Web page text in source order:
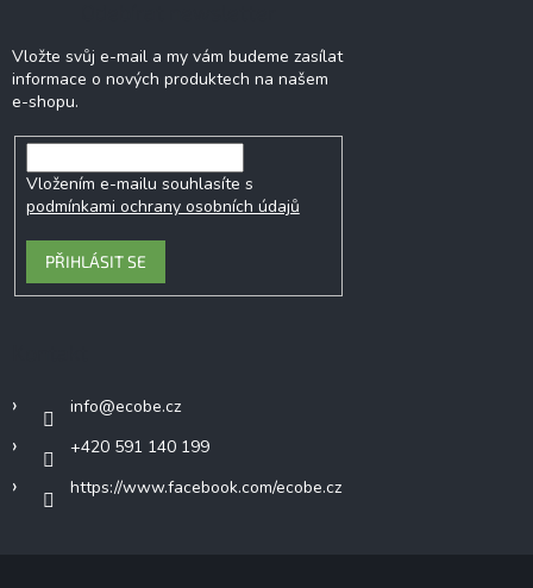
Vložte svůj e-mail a my vám budeme zasílat
informace o nových produktech na našem
e-shopu.
Vložením e-mailu souhlasíte s
podmínkami ochrany osobních údajů
PŘIHLÁSIT SE
info@ecobe.cz
+420 591 140 199
https://www.facebook.com/ecobe.cz